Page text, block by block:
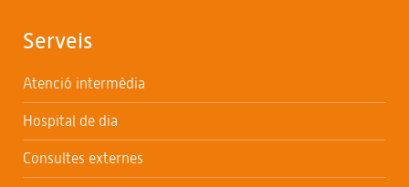
Serveis
Atenció intermèdia
Hospital de dia
Consultes externes